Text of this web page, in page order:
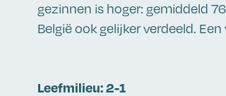
gezinnen is hoger: gemiddeld
België ook gelijker verdeeld.
Leefmilieu: 2-1